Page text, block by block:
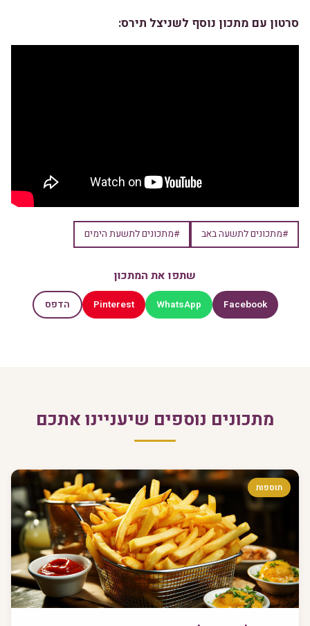
סרטון עם מתכון נוסף לשניצל תירס:
#מתכונים לתשעה באב #מתכונים לתשעת הימים
שתפו את המתכון
Facebook
WhatsApp
Pinterest הדפס
מתכונים נוספים שיעניינו אתכם
תוספות